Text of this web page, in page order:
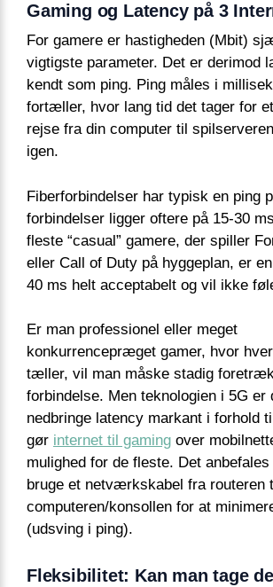
Gaming og Latency på 3
For gamere er hastigheden (Mbit)
vigtigste parameter. Det er derimod
kendt som ping. Ping måles i
fortæller, hvor lang tid det tager for
rejse fra din computer til
igen.
Fiberforbindelser har typisk en ping
forbindelser ligger oftere på 15-30
fleste “casual” gamere, der spiller
eller Call of Duty på hyggeplan, er
40 ms helt acceptabelt og vil ikke
Er man professionel eller meget
konkurrencepræget gamer, hvor
tæller, vil man måske stadig
forbindelse. Men teknologien i 5G er
nedbringe latency markant i forhold
gør internet til gaming over
mulighed for de fleste. Det
bruge et netværkskabel fra routeren
computeren/konsollen for at
(udsving i ping).
Fleksibilitet: Kan man tage